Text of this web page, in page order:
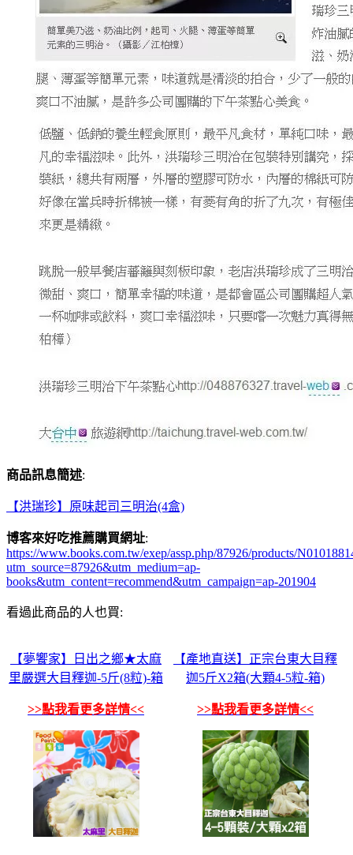
商品訊息簡述:
【洪瑞珍】原味起司三明治(4盒)
博客來好吃推薦購買網址:
https://www.books.com.tw/exep/assp.php/87926/products/
utm_source=87926&utm_medium=ap-
books&utm_content=recommend&utm_campaign=ap-201904
看過此商品的人也買:
【夢饗家】日出之鄉★太麻
里嚴選大目釋迦-5斤(8粒)-箱
>>點我看更多詳情<<
【產地直送】正宗台東大目釋
迦5斤X2箱(大顆4-5粒-箱)
>>點我看更多詳情<<